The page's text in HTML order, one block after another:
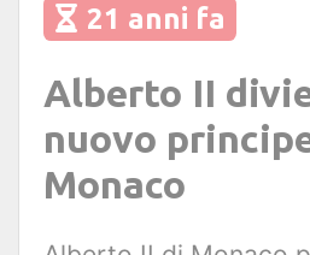
21 anni fa
Alberto II
nuovo
Monaco